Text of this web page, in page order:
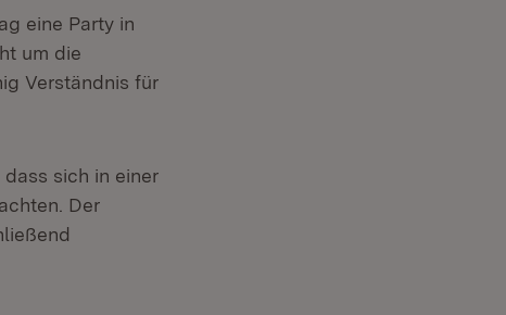
eine Party in
um die
Verständnis für
sich in einer
Der